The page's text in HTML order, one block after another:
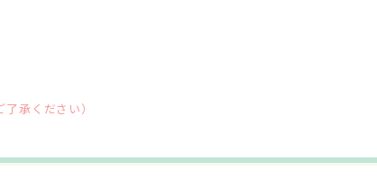
承ください）